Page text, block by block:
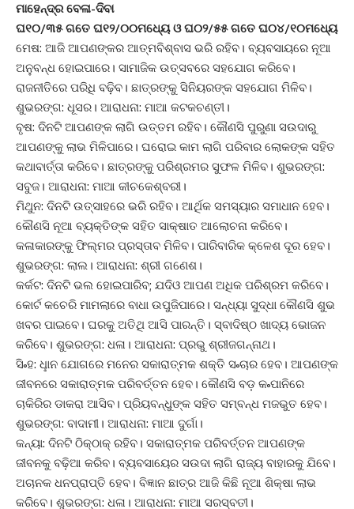
ମାହେନ୍ଦ୍ର ବେଳା-ଦିବା
ଘ୧୦/୩୫ ଗତେ ଘ୧୨/୦୦ମଧ୍ୟେ ଓ ଘ୦୨/୫୫ ଗତେ ଘ୦୪/୧୦ମଧ୍ୟେ
ମେଷ: ଆଜି ଆପଣଙ୍କର ଆତ୍ମବିଶ୍ବାସ ଭରି ରହିବ। ବ୍ୟବସାୟରେ ନୂଆ
ଅନୁବନ୍ଧ ହୋଇପାରେ। ସାମାଜିକ ଉତ୍ସବରେ ସହଯୋଗ କରିବେ।
ରାଜନୀତିରେ ପରିଧି ବଢ଼ିବ। ଛାତ୍ରଙ୍କୁ ସିନିୟରଙ୍କ ସହଯୋଗ ମିଳିବ।
ଶୁଭରଙ୍ଗ: ଧୂସର। ଆରାଧନା: ମାଆ କଟକଚଣ୍ତୀ।
ବୃଷ: ଦିନଟି ଆପଣଙ୍କ ଲାଗି ଉତ୍ତମ ରହିବ। କୌଣସି ପୁରୁଣା ସଉଦାରୁ
ଆପଣଙ୍କୁ ଲାଭ ମିଳିପାରେ। ଘରୋଇ କାମ ଲାଗି ପରିବାର ଲୋକଙ୍କ ସହିତ
କଥାବାର୍ତ୍ତା କରିବେ। ଛାତ୍ରଙ୍କୁ ପରିଶ୍ରମର ସୁଫଳ ମିଳିବ। ଶୁଭରଙ୍ଗ:
ସବୁଜ। ଆରାଧନା: ମାଆ କୀଚକେଶ୍ବରୀ।
ମିଥୁନ: ଦିନଟି ଉତ୍ସାହରେ ଭରି ରହିବ। ଆର୍ଥିକ ସମସ୍ୟାର ସମାଧାନ ହେବ।
କୌଣସି ନୂଆ ବ୍ୟକ୍ତିଙ୍କ ସହିତ ସାକ୍ଷାତ ଆଲୋଚନା କରିବେ।
କଳାକାରଙ୍କୁ ଫିଲ୍ମର ପ୍ରସ୍ତାବ ମିଳିବ। ପାରିବାରିକ କ୍ଳେଶ ଦୂର ହେବ।
ଶୁଭରଙ୍ଗ: ଲାଲ। ଆରାଧନା: ଶ୍ରୀ ଗଣେଶ।
କର୍କଟ: ଦିନଟି ଭଲ ହୋଇପାରିବ; ଯଦିଓ ଆପଣ ଅଧିକ ପରିଶ୍ରମ କରିବେ।
କୋର୍ଟ କଚେରି ମାମଲାରେ ବାଧା ଉପୁଜିପାରେ। ସନ୍ଧ୍ୟା ସୁଦ୍ଧା କୌଣସି ଶୁଭ
ଖବର ପାଇବେ। ଘରକୁ ଅତିଥି ଆସି ପାରନ୍ତି। ସ୍ବାଦିଷ୍ଠ ଖାଦ୍ୟ ଭୋଜନ
କରିବେ। ଶୁଭରଙ୍ଗ: ଧଳା। ଆରାଧନା: ପ୍ରଭୁ ଶ୍ରୀଜଗନ୍ନାଥ।
ସି˚ହ: ଧୢାନ ଯୋଗରେ ମନ‌େର ସକାରାତ୍ମକ ଶକ୍ତି ସ˚ଚାର ହେବ। ଆପଣଙ୍କ
ଜୀବନରେ ସକାରାତ୍ମକ ପରିବର୍ତ୍ତନ ହେବ। କୌଣସି ବଡ଼ କ˚ପାନିରେ
ଚାକିରିର ଡାକରା ଆସିବ। ପ୍ରିୟବନ୍ଧୁଙ୍କ ସହିତ ସମ୍ବନ୍ଧ ମଜଭୁତ ହେବ।
ଶୁଭରଙ୍ଗ: ବାଦାମୀ। ଆରାଧନା: ମାଆ ଦୁର୍ଗା।
କନ୍ୟା: ଦିନଟି ଠିକ୍‌ଠାକ୍‌ ରହିବ। ସକାରାତ୍ମକ ପରିବର୍ତ୍ତନ ଆପଣଙ୍କ
ଜୀବନକୁ ବଢ଼ିଆ କରିବ। ବ୍ୟବସାୟ‌େର ସଉଦା ଲାଗି ରାଜ୍ୟ ବାହାରକୁ ଯିବେ।
ଅଚାନକ ଧନପ୍ରାପ୍ତି ହେବ। ବିଜ୍ଞାନ ଛାତ୍ର ଆଜି କିଛି ନୂଆ ଶିକ୍ଷା ଲାଭ
କରିବେ। ଶୁଭରଙ୍ଗ: ଧଳା। ଆରାଧନା: ମାଆ ସରସ୍ବତୀ।